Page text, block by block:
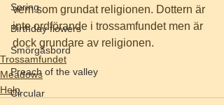
Spring
Birthday flowers
Smörgåsbord
Preach of the valley
Circular
vem som grundat religionen. Dottern är
inte ordförande i trossamfundet men är
dock grundare av religionen.
Trossamfundet
Meadows
Help